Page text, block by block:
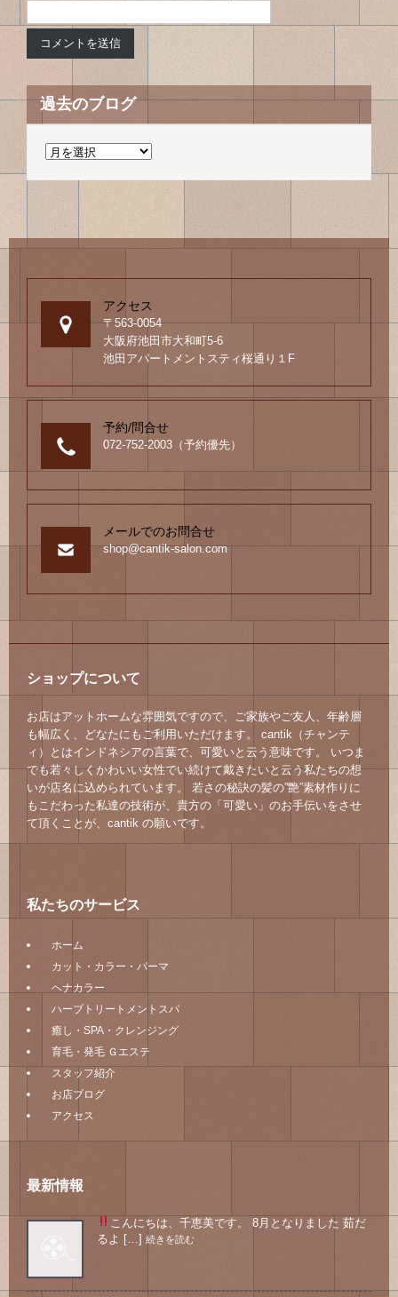
過去のブログ
過
の
ロ
グ
アクセス
〒563-0054
大阪府池田市大和町5-6
池田アパートメントスティ桜通り１F
予約/問合せ
072-752-2003（予約優先）
メールでのお問合せ
shop@cantik-salon.com
ショップについて
お店はアットホームな雰囲気ですので、ご家族やご友人、年齢層
も幅広く、どなたにもご利用いただけます。 cantik（チャンテ
ィ）とはインドネシアの言葉で、可愛いと云う意味です。 いつま
でも若々しくかわいい女性でい続けて戴きたいと云う私たちの想
いが店名に込められています。 若さの秘訣の髪の”艶”素材作りに
もこだわった私達の技術が、貴方の「可愛い」のお手伝いをさせ
て頂くことが、cantik の願いです。
私たちのサービス
ホーム
カット・カラー・パーマ
ヘナカラー
ハーブトリートメントスパ
癒し・SPA・クレンジング
育毛・発毛 Ｇエステ
スタッフ紹介
お店ブログ
アクセス
最新情報
こんにちは、千恵美です。 8月となりました 茹だ
るよ […] 続きを読む